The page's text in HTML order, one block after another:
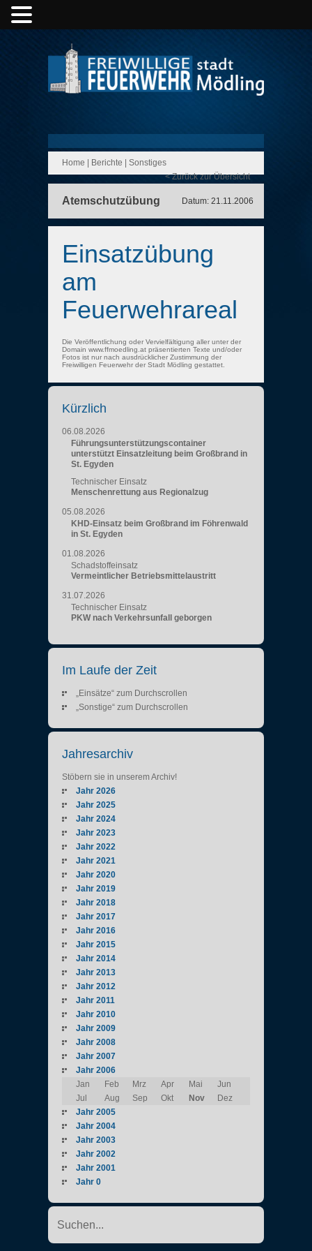
Home Berichte
Sonstiges
< Zurück zur Übersicht
Atemschutzübung Datum: 21.11.2006
Einsatzübung
am
Feuerwehrareal
Die Veröffentlichung oder Vervielfältigung aller unter der
Domain www.ffmoedling.at präsentierten Texte und/oder
Fotos ist nur nach ausdrücklicher Zustimmung der
Freiwilligen Feuerwehr der Stadt Mödling gestattet.
Kürzlich
06.08.2026
Führungsunterstützungscontainer
unterstützt Einsatzleitung beim Großbrand in
St. Egyden
Technischer Einsatz
Menschenrettung aus Regionalzug
05.08.2026
KHD-Einsatz beim Großbrand im Föhrenwald
in St. Egyden
01.08.2026
Schadstoffeinsatz
Vermeintlicher Betriebsmittelaustritt
31.07.2026
Technischer Einsatz
PKW nach Verkehrsunfall geborgen
Im Laufe der Zeit
„Einsätze“ zum Durchscrollen
„Sonstige“ zum Durchscrollen
Jahresarchiv
Stöbern sie in unserem Archiv!
Jahr 2026
Jahr 2025
Jahr 2024
Jahr 2023
Jahr 2022
Jahr 2021
Jahr 2020
Jahr 2019
Jahr 2018
Jahr 2017
Jahr 2016
Jahr 2015
Jahr 2014
Jahr 2013
Jahr 2012
Jahr 2011
Jahr 2010
Jahr 2009
Jahr 2008
Jahr 2007
Jahr 2006
Jan
Feb Mrz Apr Mai
Jun
Jul
Aug Sep Okt Nov
Dez
Jahr 2005
Jahr 2004
Jahr 2003
Jahr 2002
Jahr 2001
Jahr 0